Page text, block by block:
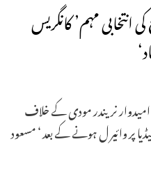
انتخابی مہم’ کانگریس
نریندر مودی کے خلاف
پر وائیر ل ہونے کے بعد ‘ مسعود